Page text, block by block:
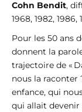
Cohn Bendit,
1968, 1982, 1986,
Pour les 50 ans
donnent la
trajectoire de «
nous la raconter
enfance, qui
qui allait